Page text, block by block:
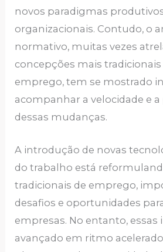
novos paradigmas
organizacionais. Contudo, o
normativo, muitas vezes
concepções mais
emprego, tem se mostrado
acompanhar a velocidade e
dessas mudanças.
A introdução de novas
do trabalho está
tradicionais de emprego,
desafios e oportunidades
empresas. No entanto, essas
avançado em ritmo